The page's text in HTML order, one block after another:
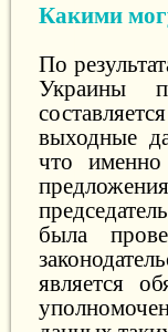
Какими
По
Украины
выходные
что
была
является